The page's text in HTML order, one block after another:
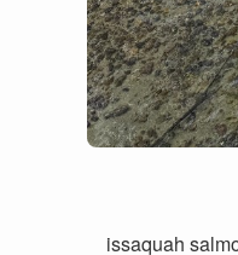
issaquah